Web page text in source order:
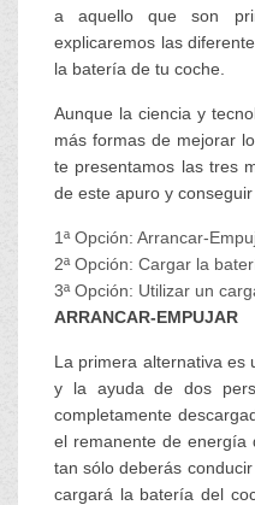
a aquello que son
explicaremos las
la batería de tu coche.
Aunque la ciencia y
más formas de mejorar
te presentamos las tres
de este apuro y
1ª Opción: Arrancar-
2ª Opción: Cargar la
3ª Opción: Utilizar un
ARRANCAR-EMPUJAR
La primera alternativa es
y la ayuda de dos
completamente
el remanente de energía
tan sólo deberás
cargará la batería del